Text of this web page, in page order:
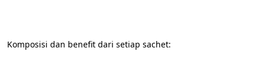
Komposisi dan benefit dari setiap sachet: